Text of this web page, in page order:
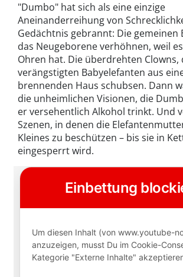
"Dumbo" hat sich als eine einzige
Aneinanderreihung von
Gedächtnis gebrannt: Die gemeinen
das Neugeborene verhöhnen, weil
Ohren hat. Die überdrehten Clowns,
verängstigten Babyelefanten aus
brennenden Haus schubsen. Dann
die unheimlichen Visionen, die
er versehentlich Alkohol trinkt. Und
Szenen, in denen die
Kleines zu beschützen – bis sie in
eingesperrt wird.